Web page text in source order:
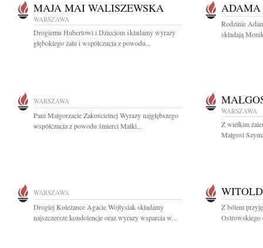
MAJA MAI WALISZEWSKA
WARSZAWA
Drogiemu Hubertowi i Dzieciom składamy wyrazy
głębokiego żalu i współczucia z powodu...
ADAMA
Rodzinie
składają
WARSZAWA
Pani Małgorzacie Zakościelnej Wyrazy najgłębszego
współczucia z powodu śmierci Matki...
WARSZAWA
Z wielkim
Małgosi
WARSZAWA
Drogiej Koleżance Agacie Wojtysiak składamy
najszczersze kondolencje oraz wyrazy wsparcia w...
Z bólem
Ostrowskiego